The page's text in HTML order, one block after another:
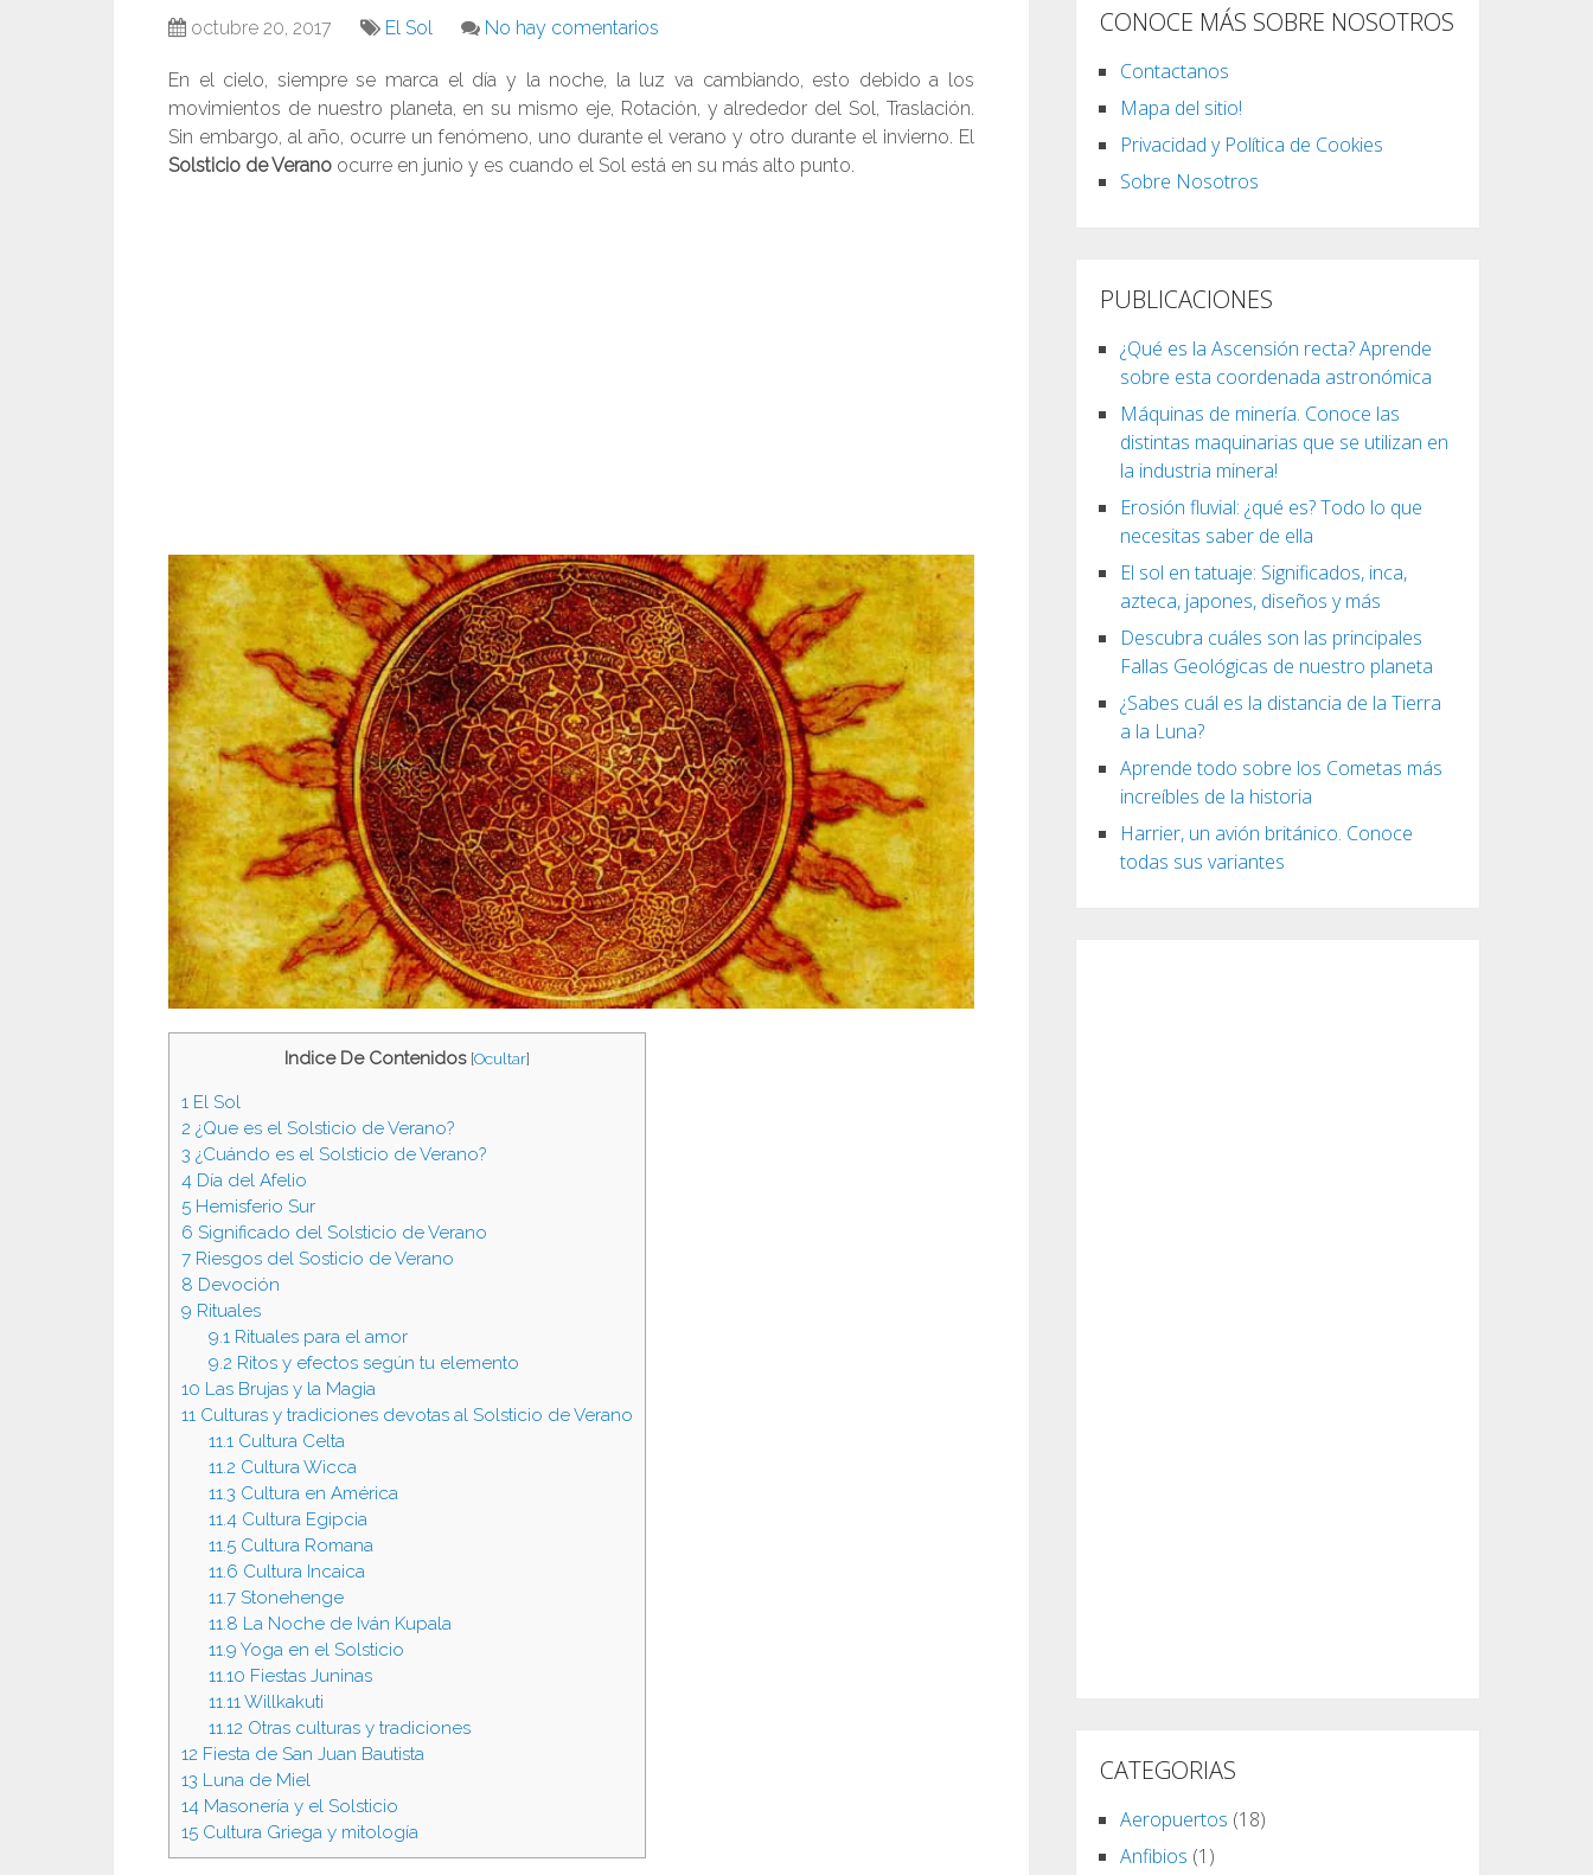
octubre 20, 2017 El Sol No hay comentarios
En el cielo, siempre se marca el día y la noche, la luz va cambiando, esto debido a los
movimientos de nuestro planeta, en su mismo eje, Rotación, y alrededor del Sol, Traslación.
Sin embargo, al año, ocurre un fenómeno, uno durante el verano y otro durante el invierno. El
Solsticio de Verano ocurre en junio y es cuando el Sol está en su más alto punto.
Indice De Contenidos [Ocultar]
1 El Sol
2 ¿Que es el Solsticio de Verano?
3 ¿Cuándo es el Solsticio de Verano?
4 Día del Afelio
5 Hemisferio Sur
6 Significado del Solsticio de Verano
7 Riesgos del Sosticio de Verano
8 Devoción
9 Rituales
9.1Rituales para el amor
9.2 Ritos y efectos según tu elemento
10 Las Brujas y la Magia
11 Culturas y tradiciones devotas al Solsticio de Verano
11.1Cultura Celta
11.2 Cultura Wicca
11.3 Cultura en América
11.4Cultura Egipcia
11.5Cultura Romana
11.6 Cultura Incaica
11.7Stonehenge
11.8 La Noche de Iván Kupala
11.9 Yoga en el Solsticio
11.10 Fiestas Juninas
11.11Willkakuti
11.12 Otras culturas y tradiciones
12 Fiesta de San Juan Bautista
13 Luna de Miel
14 Masonería y el Solsticio
15 Cultura Griega y mitología
CONOCE MÁS SOBRE NOSOTROS
Contactanos
Mapa del sitio!
Privacidad y Política de Cookies
Sobre Nosotros
PUBLICACIONES
¿Qué es la Ascensión recta? Aprende
sobre esta coordenada astronómica
Máquinas de minería. Conoce las
distintas maquinarias que se utilizan en
la industria minera!
Erosión fluvial: ¿qué es? Todo lo que
necesitas saber de ella
El sol en tatuaje: Significados, inca,
azteca, japones, diseños y más
Descubra cuáles son las principales
Fallas Geológicas de nuestro planeta
¿Sabes cuál es la distancia de la Tierra
a la Luna?
Aprende todo sobre los Cometas más
increíbles de la historia
Harrier, un avión británico. Conoce
todas sus variantes
CATEGORIAS
Aeropuertos (18)
Anfibios (1)